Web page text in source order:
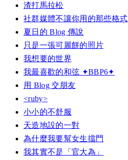
渣打馬拉松
社群媒體不讓你用的那些格式
夏日的 Blog 傳說
只是一張可麗餅的照片
我想要的世界
我最喜歡的和弦 ✦BBP6✦
用 Blog 交朋友
<ruby>
小小的不舒服
天造地設的一對
為什麼我要幫女生擋門
我其實不是「官大為」